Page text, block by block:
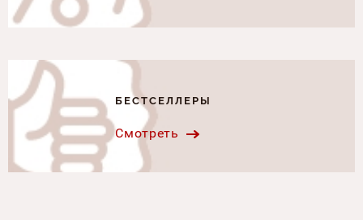
БЕСТСЕЛЛЕРЫ
Смотреть